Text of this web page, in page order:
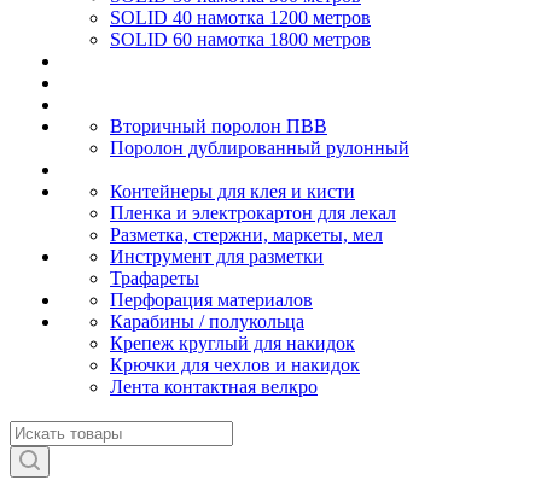
SOLID 40 намотка 1200 метров
SOLID 60 намотка 1800 метров
Вторичный поролон ПВВ
Поролон дублированный рулонный
Контейнеры для клея и кисти
Пленка и электрокартон для лекал
Разметка, стержни, маркеты, мел
Инструмент для разметки
Трафареты
Перфорация материалов
Карабины / полукольца
Крепеж круглый для накидок
Крючки для чехлов и накидок
Лента контактная велкро